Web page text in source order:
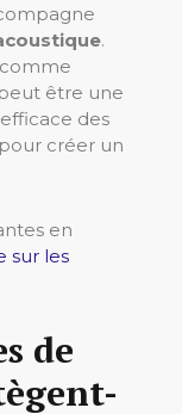
.
être une
des
créer un
en
sur les
de